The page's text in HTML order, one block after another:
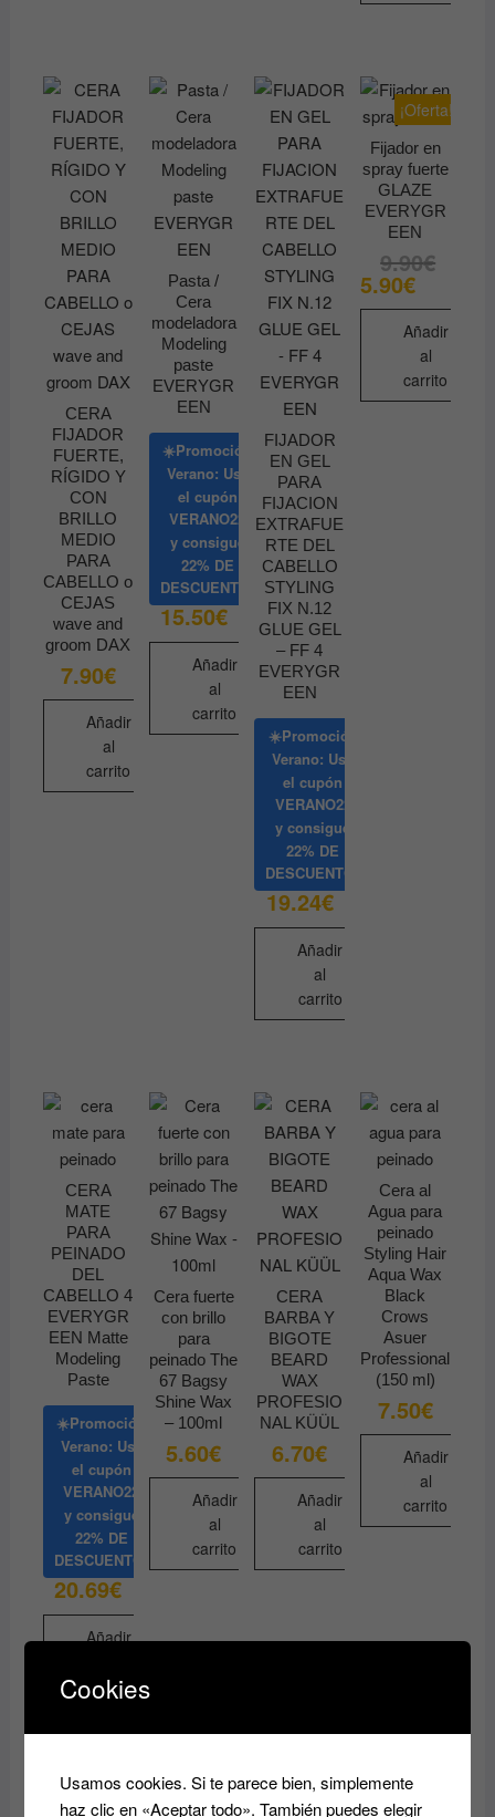
CERA
FIJADOR
FUERTE,
RÍGIDO Y
CON
BRILLO
MEDIO
PARA
CABELLO o
CEJAS
wave and
groom DAX
7.90€
Añadir
al
carrito
Pasta /
Cera
modeladora
Modeling
paste
EVERYGR
EEN
☀️Promoción
Verano: Usa
el cupón
VERANO22
y consigue
22% DE
DESCUENTO
15.50€
Añadir
al
carrito
FIJADOR
EN GEL
PARA
FIJACION
EXTRAFUE
RTE DEL
CABELLO
STYLING
FIX N.12
GLUE GEL
– FF 4
EVERYGR
EEN
☀️Promoción
Verano: Usa
el cupón
VERANO22
y consigue
22% DE
DESCUENTO
19.24€
Añadir
al
carrito
¡Oferta!
Fijador en
spray fuerte
GLAZE
EVERYGR
EEN
9.90€El
era:
9.90€.
5.90€
El
es:
5.90€.
Añadir
al
carrito
CERA
MATE
PARA
PEINADO
DEL
CABELLO 4
EVERYGR
EEN Matte
Modeling
Paste
☀️Promoción
Verano: Usa
el cupón
VERANO22
y consigue
22% DE
DESCUENTO
20.69€
Añadir
carrito
Cera fuerte
con brillo
para
peinado The
67 Bagsy
Shine Wax
– 100ml
5.60€
Añadir
al
carrito
CERA
BARBA Y
BIGOTE
BEARD
WAX
PROFESIO
NAL KÜÜL
6.70€
Añadir
al
carrito
Cera al
Agua para
peinado
Styling Hair
Aqua Wax
Black
Crows
Asuer
Professional
(150 ml)
7.50€
Añadir
al
carrito
Cookies
Usamos cookies. Si te parece bien, simplemente
haz clic en «Aceptar todo». También puedes elegir